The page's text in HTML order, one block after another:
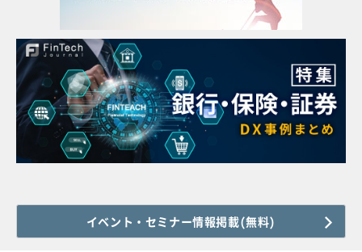
イベント・セミナー情報掲載(無料)